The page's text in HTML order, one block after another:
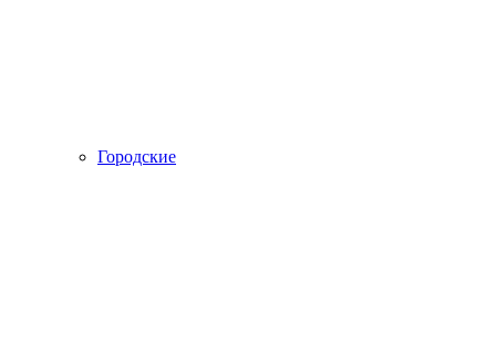
Городские